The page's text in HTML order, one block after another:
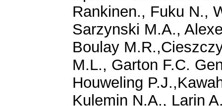
Rankinen., Fuku N.,
Sarzynski M.A.,
Boulay
M.L., Garton F.C.
Houweling
Kulemin N.A., Larin